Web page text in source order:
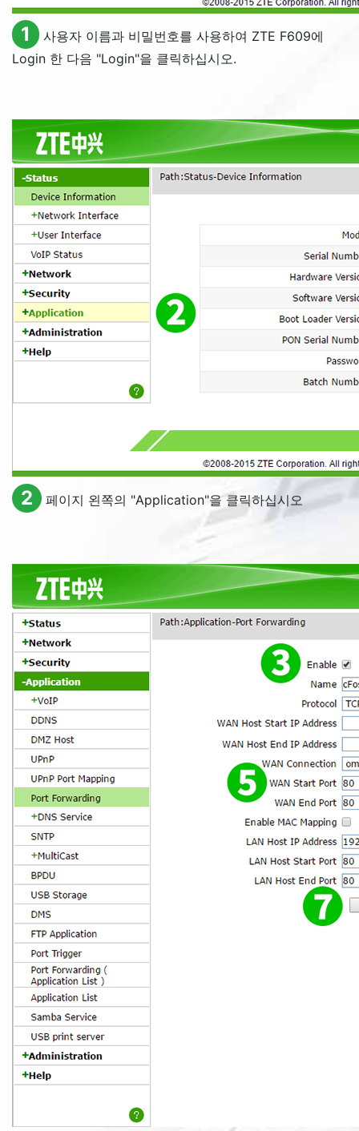
1
사용자 이름과 비밀번호를 사용하여 ZTE F609에
Login 한 다음 "Login"을 클릭하십시오.
2 페이지 왼쪽의 "Application"을 클릭하십시오